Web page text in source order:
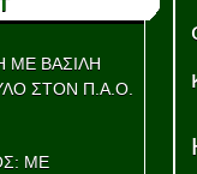
ΜΕ ΒΑΣΙΛΗ
ΣΤΟΝ Π.Α.Ο.
ΜΕ